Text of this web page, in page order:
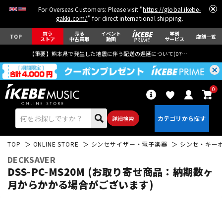
For Overseas Customers: Please visit "https://global.ikebe-
gakki.com/" for direct international shipping.
TOP 買う
ストア
売る
中古買取
イベント
動画
学割
サービス 店舗一覧
【重要】熊本県で発生した地震に伴う配送の遅延について(07月29日
詳細検索
0
TOP ONLINE STORE シンセサイザー・電子楽器 シンセ・キー
DECKSAVER
DSS-PC-MS20M (お取り寄せ商品：納期数ヶ
月からかかる場合がございます)